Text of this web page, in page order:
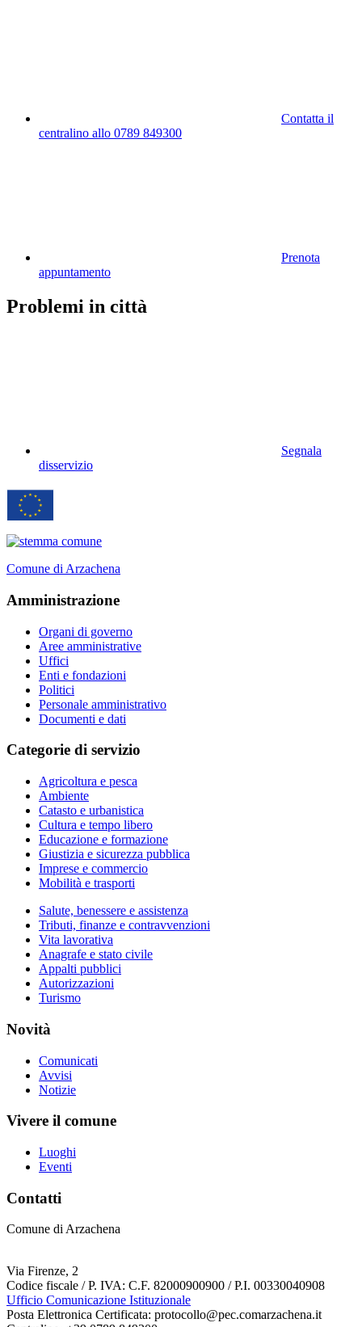
Contatta il
centralino allo 0789 849300
Prenota
appuntamento
Problemi in città
Segnala
disservizio
Comune di Arzachena
Amministrazione
Organi di governo
Aree amministrative
Uffici
Enti e fondazioni
Politici
Personale amministrativo
Documenti e dati
Categorie di servizio
Agricoltura e pesca
Ambiente
Catasto e urbanistica
Cultura e tempo libero
Educazione e formazione
Giustizia e sicurezza pubblica
Imprese e commercio
Mobilità e trasporti
Salute, benessere e assistenza
Tributi, finanze e contravvenzioni
Vita lavorativa
Anagrafe e stato civile
Appalti pubblici
Autorizzazioni
Turismo
Novità
Comunicati
Avvisi
Notizie
Vivere il comune
Luoghi
Eventi
Contatti
Comune di Arzachena
Via Firenze, 2
Codice fiscale / P. IVA: C.F. 82000900900 / P.I. 00330040908
Ufficio Comunicazione Istituzionale
Posta Elettronica Certificata: protocollo@pec.comarzachena.it